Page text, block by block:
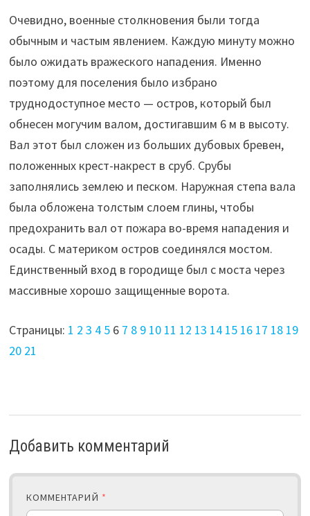
Очевидно, военные столкновения были тогда
обычным и частым явлением. Каждую минуту можно
было ожидать вражеского нападения. Именно
поэтому для поселения было избрано
труднодоступное место — остров, который был
обнесен могучим валом, достигавшим 6 м в высоту.
Вал этот был сложен из больших дубовых бревен,
положенных крест-накрест в сруб. Срубы
заполнялись землею и песком. Наружная степа вала
была обложена толстым слоем глины, чтобы
предохранить вал от пожара во-время нападения и
осады. С материком остров соединялся мостом.
Единственный вход в городище был с моста через
массивные хорошо защищенные ворота.
Страницы: 1 2 3 4 5 6 7 8 9 10 11 12 13 14 15 16 17 18 19
20 21
Добавить комментарий
КОММЕНТАРИЙ *